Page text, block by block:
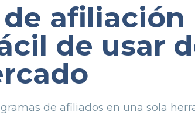
afiliación
de usar
de afiliados en una sola